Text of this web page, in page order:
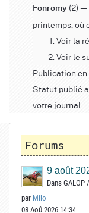
Fonromy (2) —
printemps, où
Voir la
Voir le
Publication
Statut publié
votre journal.
Forums
9 août
Dans GALOP /
par Milo
08 Aoû 2026 14:34